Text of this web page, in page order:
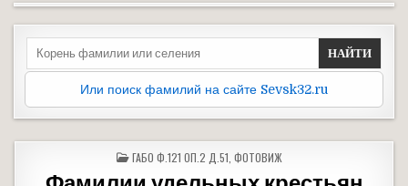
Search for:
Или поиск фамилий на сайте Sevsk32.ru
ОПУБЛИКОВАНО В
ГАБО Ф.121 ОП.2 Д.51 ФОТОВИЖ